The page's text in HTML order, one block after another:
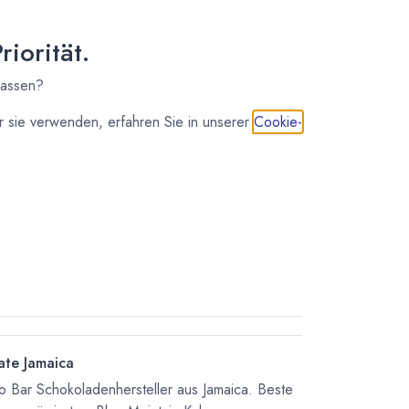
Jamaica
Bar Schokoladenhersteller aus Jamaica. Beste
verwenden, erfahren Sie in unserer Cookie-